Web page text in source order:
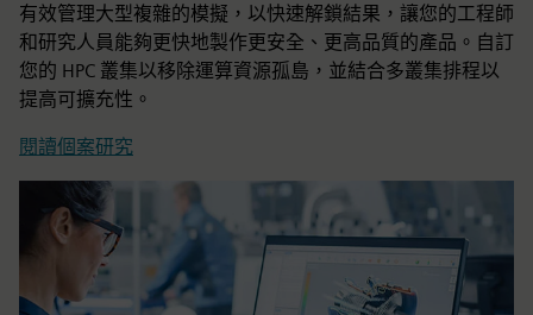
有效管理大型複雜的模擬，以快速解鎖結果，讓您的工程師
和研究人員能夠更快地製作更安全、更高品質的產品。自訂
您的 HPC 叢集以移除運算資源孤島，並結合多叢集排程以
提高可擴充性。
閱讀個案研究